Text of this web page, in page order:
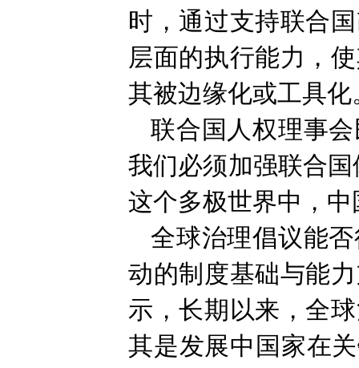
时，通过支持联合
层面的执行能力，
其被边缘化或工具化
联合国人权理事
我们必须加强联合
这个多极世界中，
全球治理倡议能
动的制度基础与能
示，长期以来，全
其是发展中国家在